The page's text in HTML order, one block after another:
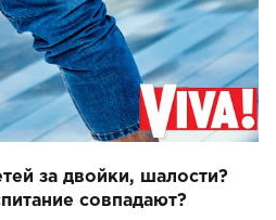
ощущение, что это Сережа
помогаю. Порой мне
готовлю и мою посуду, а все
у нас нет. Когда мы на
Родители и прабабушка
нам очень помогают.
за двойки, шалости?
совпадают?